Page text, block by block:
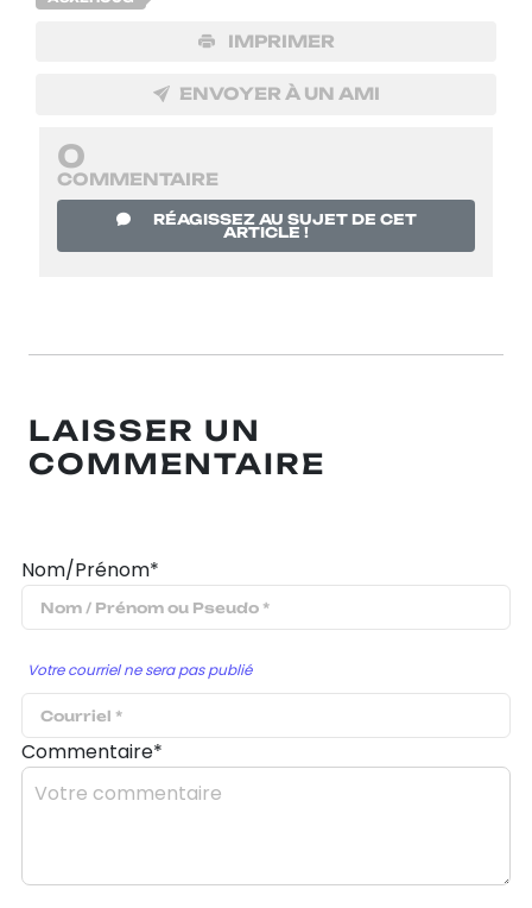
IMPRIMER
ENVOYER À UN AMI
0
COMMENTAIRE
RÉAGISSEZ AU SUJET DE CET
ARTICLE !
LAISSER UN
COMMENTAIRE
Nom/Prénom*
Votre courriel ne sera pas publié
Commentaire*